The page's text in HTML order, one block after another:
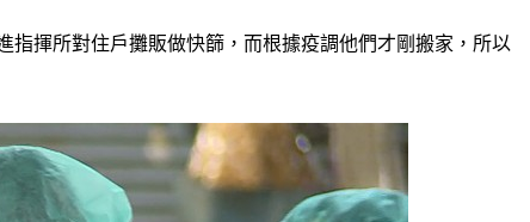
揮所對住戶攤販做快篩，而根據疫調他們才剛搬家，所以